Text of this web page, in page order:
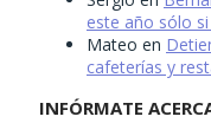
este año sólo
Mateo en
cafeterías y
INFÓRMATE